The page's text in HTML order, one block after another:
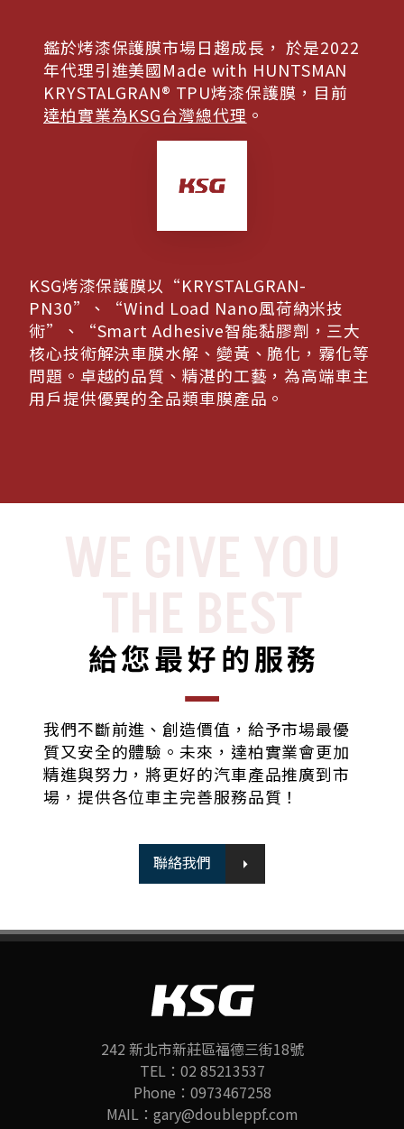
鑑於烤漆保護膜市場日趨成長， 於是2022
年代理引進美國Made with HUNTSMAN
KRYSTALGRAN® TPU烤漆保護膜，目前
達柏實業為KSG台灣總代理 。
KSG烤漆保護膜以“KRYSTALGRAN-
PN30”、“Wind Load Nano風荷納米技
術”、“Smart Adhesive智能黏膠劑， 三大
核心技術解決車膜水解、變黃、脆化，霧化等
問題。 卓越的品質、精湛的工藝，為高端車主
用戶提供優異的全品類車膜產品。
給您最好的服務
我們不斷前進、創造價值，給予市場最優
質又安全的體驗。 未來，達柏實業會更加
精進與努力，將更好的汽車產品推廣到市
場，提供各位車主完善服務品質！
聯絡我們
242 新北市新莊區福德三街18號
TEL：02 85213537
Phone：0973467258
MAIL：gary@doubleppf.com